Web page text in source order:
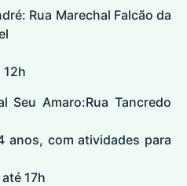
Rua Marechal Falcão da
12h
Seu Amaro:Rua Tancredo
anos, com atividades para
17h